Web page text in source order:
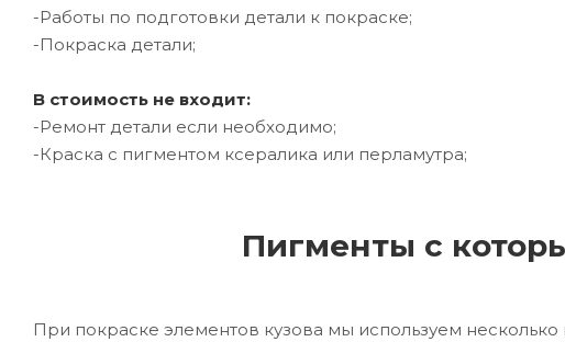
-Работы по подготовки детали к покраске;
-Покраска детали;
В стоимость не входит:
-Ремонт детали если необходимо;
-Краска с пигментом ксералика или перламутра;
Пигменты с
При покраске элементов кузова мы используем